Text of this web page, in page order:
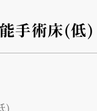
手術床(低)
)